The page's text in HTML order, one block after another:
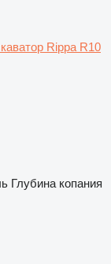
Rippa R10
Глубина копания